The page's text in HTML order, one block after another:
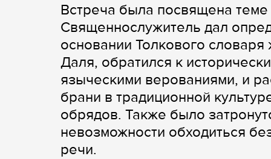
Встреча была посвящена
Священнослужитель дал
основании Толкового
Даля, обратился к
языческими верованиями, и
брани в традиционной
обрядов. Также было
невозможности обходиться
речи.